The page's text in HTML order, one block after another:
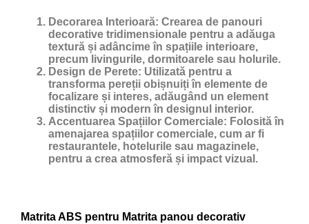
Decorarea Interioară: Crearea de panouri
decorative tridimensionale pentru a adăuga
textură și adâncime în spațiile interioare,
precum livingurile, dormitoarele sau holurile.
Design de Perete: Utilizată pentru a
transforma pereții obișnuiți în elemente de
focalizare și interes, adăugând un element
distinctiv și modern în designul interior.
Accentuarea Spațiilor Comerciale: Folosită în
amenajarea spațiilor comerciale, cum ar fi
restaurantele, hotelurile sau magazinele,
pentru a crea atmosferă și impact vizual.
Matrita ABS pentru Matrita panou decorativ